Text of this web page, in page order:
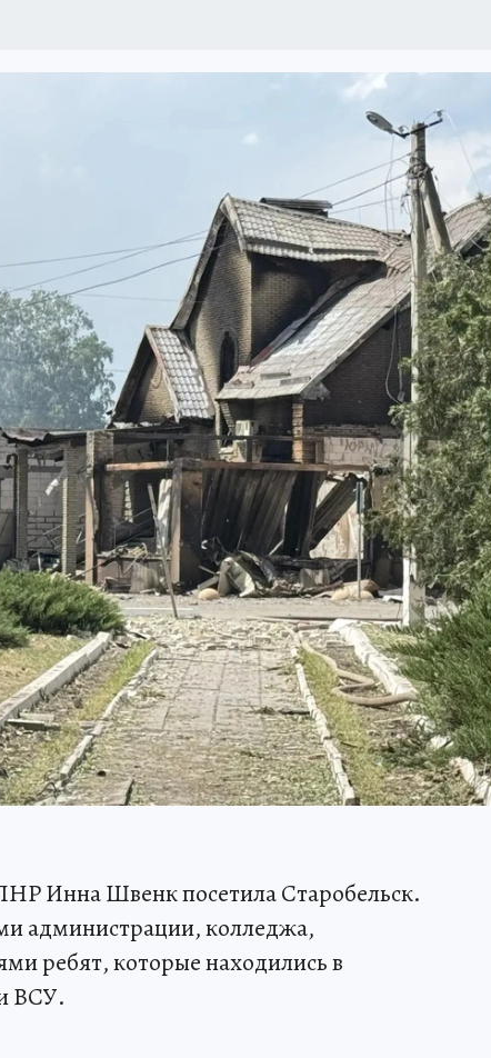
Инна Швенк посетила Старобельск.
администрации, колледжа,
ребят, которые находились в
ВСУ.